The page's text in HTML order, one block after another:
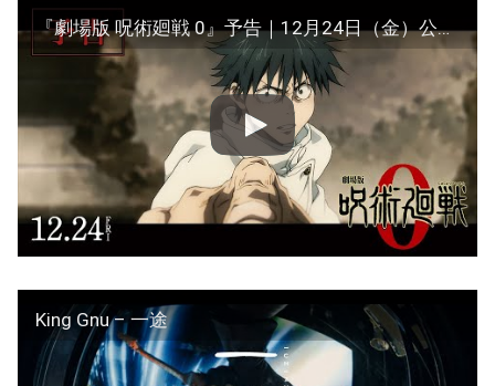
『劇場版 呪術廻戦 0』予告｜12月24日（金）公開／主題歌：King Gnu 「一途」
King Gnu – 一途